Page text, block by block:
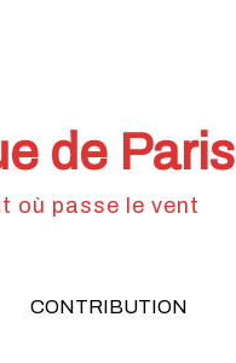
de Paris
où passe le vent
CONTRIBUTION